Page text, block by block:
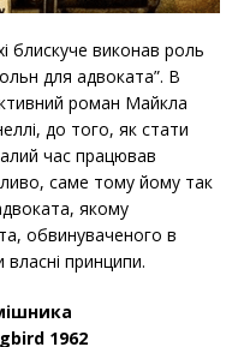
виконав роль
для адвоката”. В
роман Майкла
до того, як стати
час працював
саме тому йому так
якому
обвинуваченого в
принципи.
1962